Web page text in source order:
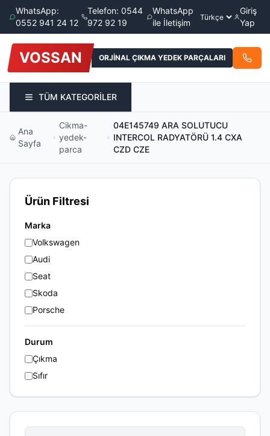
WhatsApp:
0552 941 24 12
Telefon: 0544
972 92 19
WhatsApp
ile İletişim
Giriş
Yap
VOSSAN ORJİNAL ÇIKMA YEDEK PARÇALARI
TÜM KATEGORİLER
Ana
Sayfa
Cikma-
yedek-
parca
04E145749 ARA SOLUTUCU
INTERCOL RADYATÖRÜ 1.4 CXA
CZD CZE
Ürün Filtresi
Marka
Volkswagen
Audi
Seat
Skoda
Porsche
Durum
Çıkma
Sıfır